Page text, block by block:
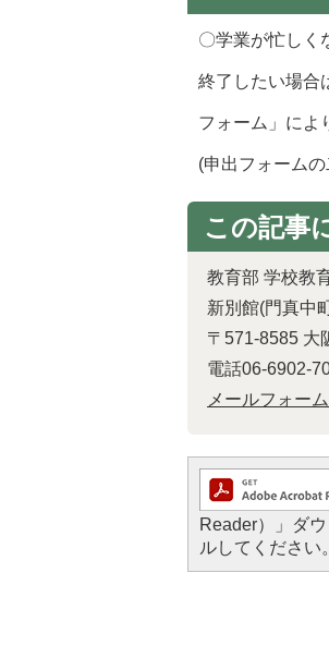
〇学業が忙しく
終了したい場合
フォーム」によ
(申出フォーム
この記事
教育部 学校教
新別館(門真中
〒571-8585 大
電話06-6902-
メールフォー
Reader）」ダ
ルしてください。